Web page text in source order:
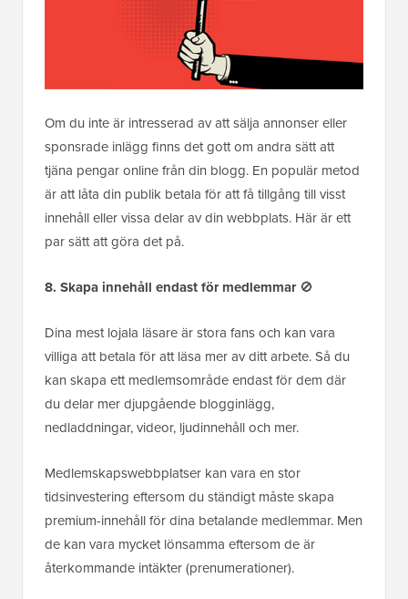
Om du inte är intresserad av att sälja annonser eller
sponsrade inlägg finns det gott om andra sätt att
tjäna pengar online från din blogg. En populär metod
är att låta din publik betala för att få tillgång till visst
innehåll eller vissa delar av din webbplats. Här är ett
par sätt att göra det på.
8. Skapa innehåll endast för medlemmar🚫
Dina mest lojala läsare är stora fans och kan vara
villiga att betala för att läsa mer av ditt arbete. Så du
kan skapa ett medlemsområde endast för dem där
du delar mer djupgående blogginlägg,
nedladdningar, videor, ljudinnehåll och mer.
Medlemskapswebbplatser kan vara en stor
tidsinvestering eftersom du ständigt måste skapa
premium-innehåll för dina betalande medlemmar. Men
de kan vara mycket lönsamma eftersom de är
återkommande intäkter (prenumerationer).